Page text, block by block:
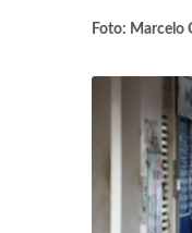
Foto: Marcelo